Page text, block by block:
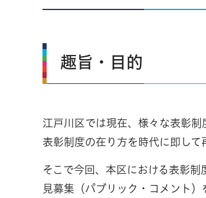
趣旨・目的
江戸川区では現在、様々な表彰
表彰制度の在り方を時代に即して
そこで今回、本区における表彰
見募集（パブリック・コメント）